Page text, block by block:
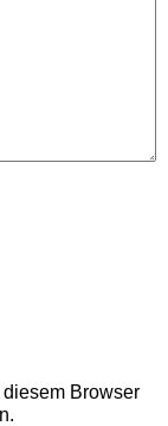
Browser